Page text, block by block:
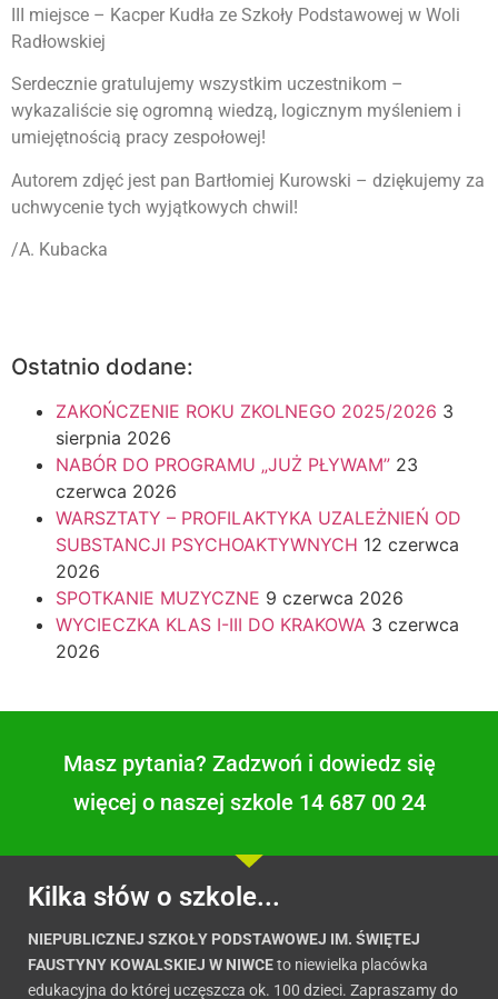
III miejsce – Kacper Kudła ze Szkoły Podstawowej w Woli
Radłowskiej
Serdecznie gratulujemy wszystkim uczestnikom –
wykazaliście się ogromną wiedzą, logicznym myśleniem i
umiejętnością pracy zespołowej!
Autorem zdjęć jest pan Bartłomiej Kurowski – dziękujemy za
uchwycenie tych wyjątkowych chwil!
/A. Kubacka
Ostatnio dodane:
ZAKOŃCZENIE ROKU ZKOLNEGO 2025/2026 3
sierpnia 2026
NABÓR DO PROGRAMU „JUŻ PŁYWAM” 23
czerwca 2026
WARSZTATY – PROFILAKTYKA UZALEŻNIEŃ OD
SUBSTANCJI PSYCHOAKTYWNYCH 12 czerwca
2026
SPOTKANIE MUZYCZNE 9 czerwca 2026
WYCIECZKA KLAS I-III DO KRAKOWA 3 czerwca
2026
Masz pytania? Zadzwoń i dowiedz się
więcej o naszej szkole 14 687 00 24
Kilka słów o szkole...
NIEPUBLICZNEJ SZKOŁY PODSTAWOWEJ IM. ŚWIĘTEJ
FAUSTYNY KOWALSKIEJ W NIWCEto niewielka placówka
edukacyjna do której uczęszcza ok. 100 dzieci. Zapraszamy do